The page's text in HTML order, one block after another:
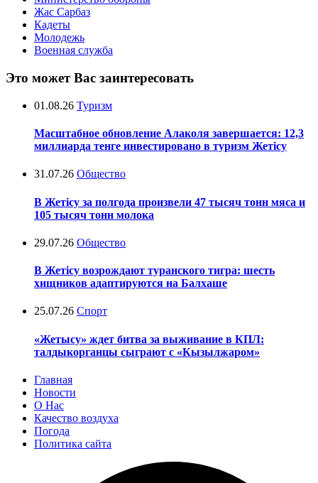
Жас Сарбаз
Кадеты
Молодежь
Военная служба
Это может Вас заинтересовать
01.08.26 Туризм
Масштабное обновление Алаколя завершается: 12,3
миллиарда тенге инвестировано в туризм Жетісу
31.07.26 Общество
В Жетісу за полгода произвели 47 тысяч тонн мяса и
105 тысяч тонн молока
29.07.26 Общество
В Жетісу возрождают туранского тигра: шесть
хищников адаптируются на Балхаше
25.07.26 Спорт
«Жетысу» ждет битва за выживание в КПЛ:
талдыкорганцы сыграют с «Кызылжаром»
Главная
Новости
О Нас
Качество воздуха
Погода
Политика сайта